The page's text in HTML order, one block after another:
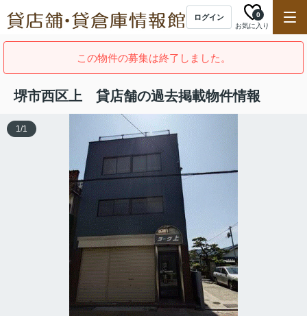
ログイン
お気に入り
0
この物件の募集は終了しました。
堺市西区上 貸店舗の過去掲載物件情報
1/1